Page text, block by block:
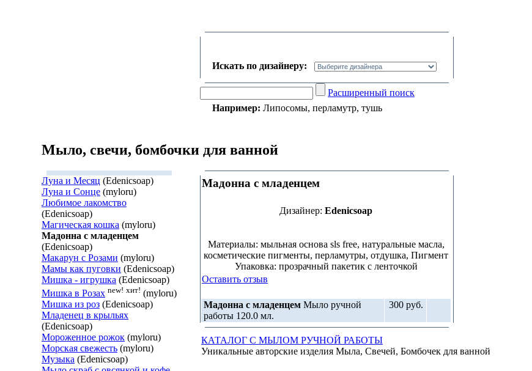
Искать по дизайнеру:
Расширенный поиск
Например: Липосомы, перламутр, тушь
Мыло, свечи, бомбочки для ванной
Луна и Месяц (Edenicsoap)
Луна и Сонце (myloru)
Любимое лакомство
(Edenicsoap)
Магическая кошка (myloru)
Мадонна с младенцем
(Edenicsoap)
Макарун с Розами (myloru)
Мамы как пуговки (Edenicsoap)
Мишка - игрушка (Edenicsoap)
Мишка в Розах new! хит! (myloru)
Мишка из роз (Edenicsoap)
Младенец в крыльях
(Edenicsoap)
Мороженное рожок (myloru)
Морская свежесть (myloru)
Музыка (Edenicsoap)
Мадонна с младенцем
Дизайнер: Edenicsoap
Материалы: мыльная основа sls free, натуральные масла,
косметические пигменты, перламутры, отдушка, Пигмент
Упаковка: прозрачный пакетик с ленточкой
Оставить отзыв
Мадонна с младенцем Мыло ручной
работы 120.0 мл.
300 руб.
КАТАЛОГ С МЫЛОМ РУЧНОЙ РАБОТЫ
Уникальные авторские изделия Мыла, Свечей, Бомбочек для ванной